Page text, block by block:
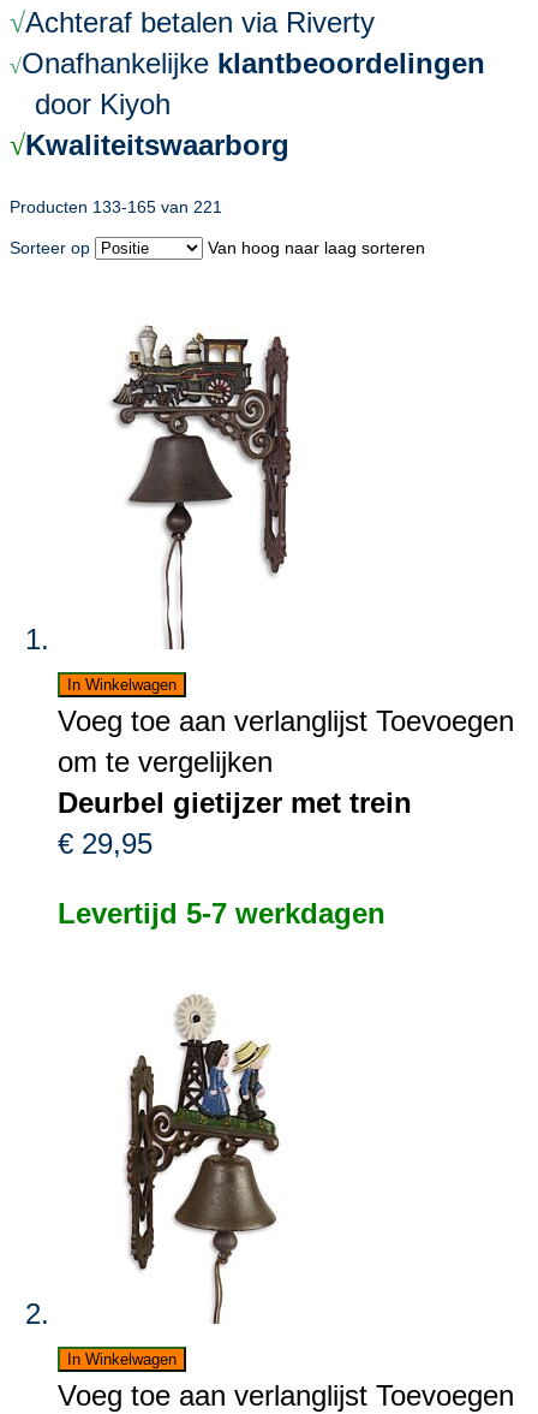
√Achteraf betalen via Riverty
√Onafhankelijke klantbeoordelingen
door Kiyoh
√Kwaliteitswaarborg
Producten 133-165 van 221
Sorteer op Van hoog naar laag sorteren
In Winkelwagen
Voeg toe aan verlanglijst Toevoegen
om te vergelijken
Deurbel gietijzer met trein
€ 29,95
Levertijd 5-7 werkdagen
In Winkelwagen
Voeg toe aan verlanglijst Toevoegen